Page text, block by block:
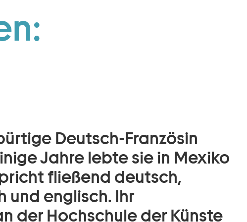
Deutsch-Französin
Jahre lebte sie in Mexiko
fließend deutsch,
und englisch. Ihr
der Hochschule der Künste